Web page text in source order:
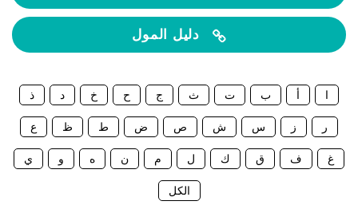
ا أ ب ت ث ج ح خ د ذ
ر ز س ش ص ض ط ظ ع
غ ف ق ك ل م ن ه و ي
الكل